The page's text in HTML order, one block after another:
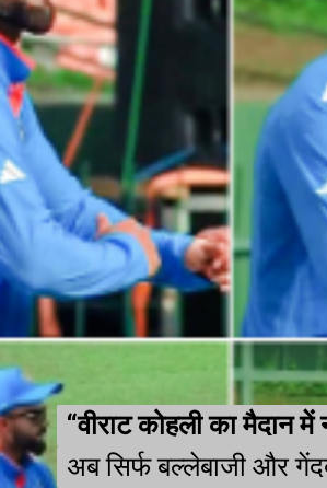
“वीराट कोहली का मैदान में
अब सिर्फ बल्लेबाजी और
“वीराट कोहली का मैदान में
अब सिर्फ बल्लेबाजी और